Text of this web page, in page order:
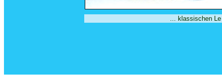
... klassischen